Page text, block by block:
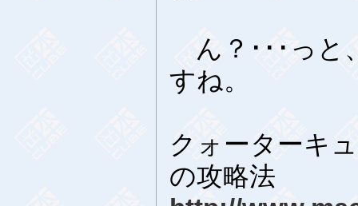
ん？･･･っと
すね。
クォーターキ
の攻略法